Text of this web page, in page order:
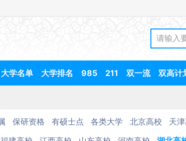
大学名单 大学排名 985 211 双一流 双高计
保研资格 有硕士点 各类大学 北京高校 天